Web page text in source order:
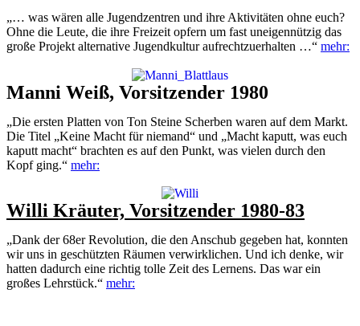
„… was wären alle Jugendzentren und ihre Aktivitäten ohne euch?
Ohne die Leute, die ihre Freizeit opfern um fast uneigennützig das
große Projekt alternative Jugendkultur aufrechtzuerhalten …“ mehr:
Manni Weiß, Vorsitzender 1980
„Die ersten Platten von Ton Steine Scherben waren auf dem Markt.
Die Titel „Keine Macht für niemand“ und „Macht kaputt, was euch
kaputt macht“ brachten es auf den Punkt, was vielen durch den
Kopf ging.“ mehr:
Willi Kräuter, Vorsitzender 1980-83
„Dank der 68er Revolution, die den Anschub gegeben hat, konnten
wir uns in geschützten Räumen verwirklichen. Und ich denke, wir
hatten dadurch eine richtig tolle Zeit des Lernens. Das war ein
großes Lehrstück.“ mehr: